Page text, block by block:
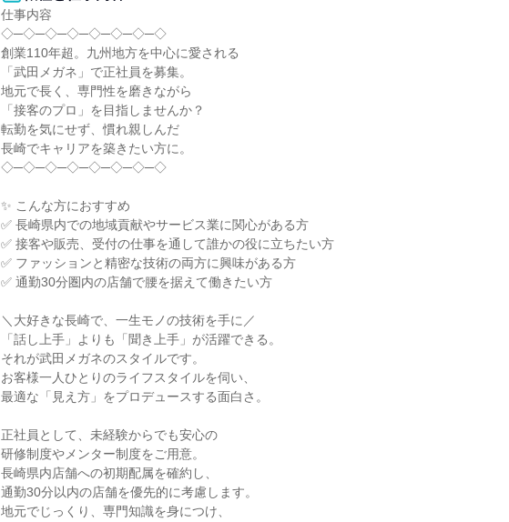
仕事内容
◇─◇─◇─◇─◇─◇─◇─◇
創業110年超。九州地方を中心に愛される
「武田メガネ」で正社員を募集。
地元で長く、専門性を磨きながら
「接客のプロ」を目指しませんか？
転勤を気にせず、慣れ親しんだ
長崎でキャリアを築きたい方に。
◇─◇─◇─◇─◇─◇─◇─◇
✨ こんな方におすすめ
✅ 長崎県内での地域貢献やサービス業に関心がある方
✅ 接客や販売、受付の仕事を通して誰かの役に立ちたい方
✅ ファッションと精密な技術の両方に興味がある方
✅ 通勤30分圏内の店舗で腰を据えて働きたい方
＼大好きな長崎で、一生モノの技術を手に／
「話し上手」よりも「聞き上手」が活躍できる。
それが武田メガネのスタイルです。
お客様一人ひとりのライフスタイルを伺い、
最適な「見え方」をプロデュースする面白さ。
正社員として、未経験からでも安心の
研修制度やメンター制度をご用意。
長崎県内店舗への初期配属を確約し、
通勤30分以内の店舗を優先的に考慮します。
地元でじっくり、専門知識を身につけ、